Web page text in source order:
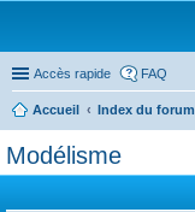
Accès rapide FAQ
Accueil Index du forum
Modélisme